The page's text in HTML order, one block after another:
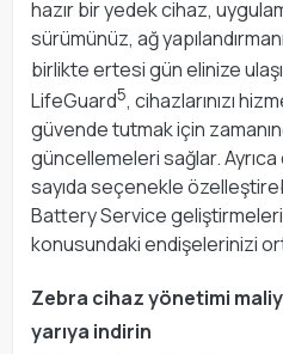
hazır bir yedek cihaz,
sürümünüz, ağ
birlikte ertesi gün elinize
LifeGuard5, cihazlarınızı
güvende tutmak için
güncellemeleri sağlar. Ayrıca
sayıda seçenekle
Battery Service
konusundaki endişelerinizi
Zebra cihaz yönetimi
yarıya indirin